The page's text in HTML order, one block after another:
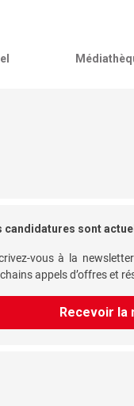
candidatures sont
vous à la
appels d’offres et
Recevoir la